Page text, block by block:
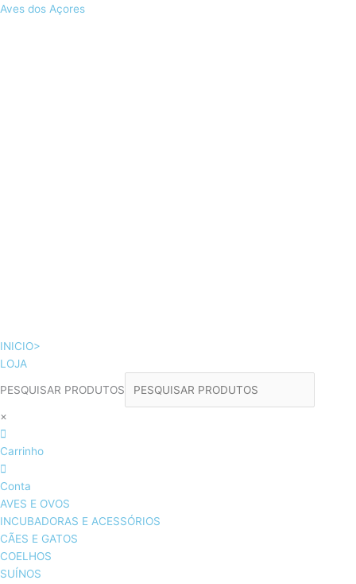
Skip
Aves dos Açores
INICIO>
LOJA
PESQUISAR PRODUTOS
×
Carrinho
Conta
AVES E OVOS
INCUBADORAS E ACESSÓRIOS
CÃES E GATOS
COELHOS
SUÍNOS